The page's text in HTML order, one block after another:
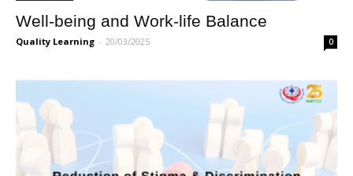
Well-being and Work-life Balance
Quality Learning - 20/03/2025 0